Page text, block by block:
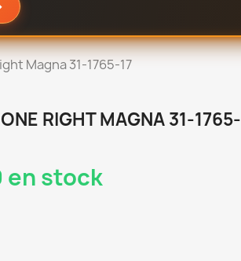
Magna 31-1765-17
RIGHT MAGNA 31-1765-
en stock